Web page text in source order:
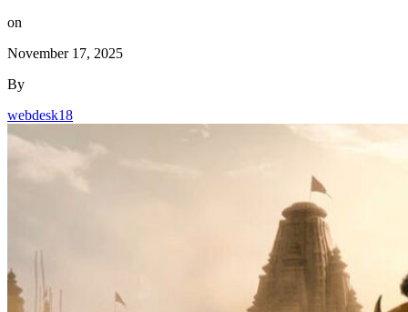
on
November 17, 2025
By
webdesk18